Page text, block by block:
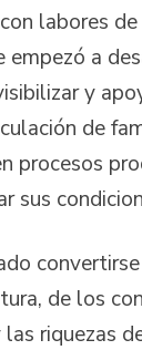
labores
empezó a
y
de
procesos
sus
de los
riquezas